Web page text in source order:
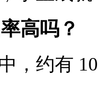
高吗？
，约有